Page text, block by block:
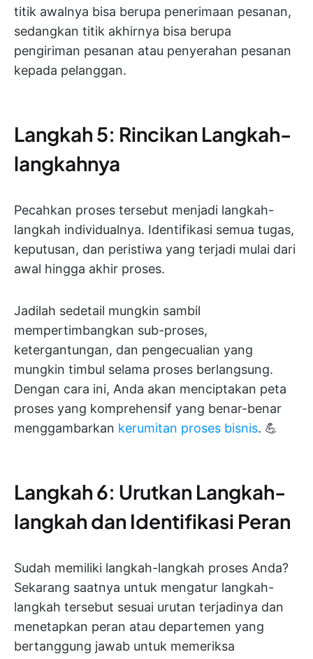
titik awalnya bisa berupa penerimaan pesanan,
sedangkan titik akhirnya bisa berupa
pengiriman pesanan atau penyerahan pesanan
kepada pelanggan.
Langkah 5: Rincikan Langkah-
langkahnya
Pecahkan proses tersebut menjadi langkah-
langkah individualnya. Identifikasi semua tugas,
keputusan, dan peristiwa yang terjadi mulai dari
awal hingga akhir proses.
Jadilah sedetail mungkin sambil
mempertimbangkan sub-proses,
ketergantungan, dan pengecualian yang
mungkin timbul selama proses berlangsung.
Dengan cara ini, Anda akan menciptakan peta
proses yang komprehensif yang benar-benar
menggambarkan kerumitan proses bisnis. 💪
Langkah 6: Urutkan Langkah-
langkah dan Identifikasi Peran
Sudah memiliki langkah-langkah proses Anda?
Sekarang saatnya untuk mengatur langkah-
langkah tersebut sesuai urutan terjadinya dan
menetapkan peran atau departemen yang
bertanggung jawab untuk memeriksa